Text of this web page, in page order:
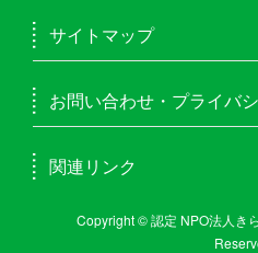
サイトマップ
お問い合わせ・プライバ
関連リンク
Copyright © 認定 NPO法人き